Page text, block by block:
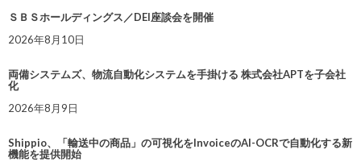
ＳＢＳホールディングス／DEI座談会を開催
2026年8月10日
両備システムズ、物流自動化システムを手掛ける 株式会社APTを子会社
化
2026年8月9日
Shippio、「輸送中の商品」の可視化をInvoiceのAI-OCRで自動化する新
機能を提供開始